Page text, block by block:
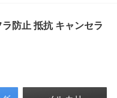
防止 抵抗 キャンセラ